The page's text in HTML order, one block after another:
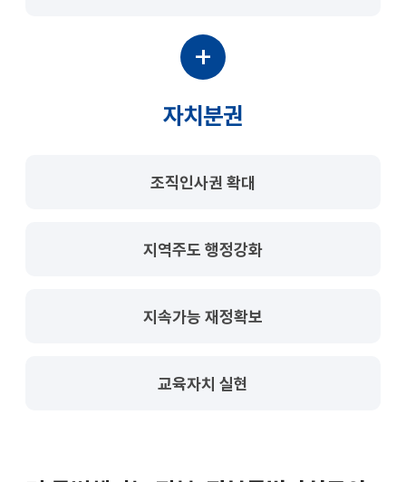
자치분권
조직인사권 확대
지역주도 행정강화
지속가능 재정확보
교육자치 실현